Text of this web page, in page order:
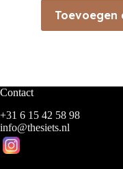
Toevoegen
Contact
+31 6 15 42 58 98
info@thesiets.nl